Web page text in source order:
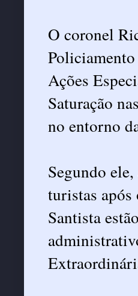
O coronel
Ações
Saturação
no entorno
Segundo
turistas
Santista